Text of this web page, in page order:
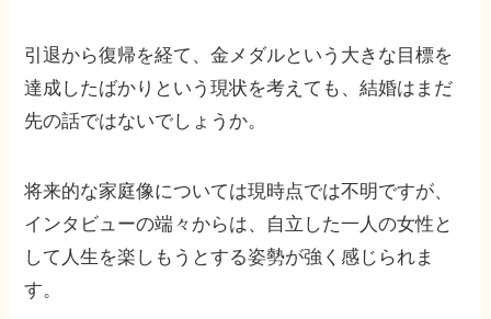
引退から復帰を経て、金メダルという大きな目標を
達成したばかりという現状を考えても、結婚はまだ
先の話ではないでしょうか。
将来的な家庭像については現時点では不明ですが、
インタビューの端々からは、自立した一人の女性と
して人生を楽しもうとする姿勢が強く感じられま
す。